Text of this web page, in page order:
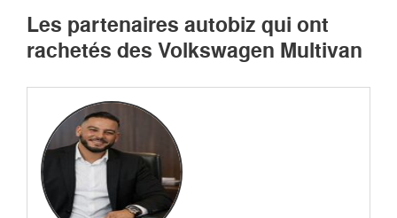
Les partenaires autobiz qui ont
rachetés des Volkswagen Multivan